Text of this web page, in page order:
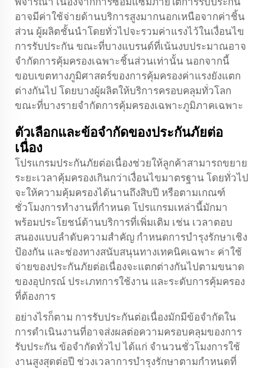
อาจมีค่าใช้จ่ายด้านบริการสูงมากนอกเหนือจากค่าชิ้น
ส่วน ผู้ผลิตชั้นนำโดยทั่วไปจะรวมค่าแรงไว้ในเงื่อนไข
การรับประกัน ขณะที่บางแบรนด์ที่เน้นงบประมาณอาจ
จำกัดการคุ้มครองเฉพาะชิ้นส่วนเท่านั้น นอกจากนี้
ขอบเขตทางภูมิศาสตร์ของการคุ้มครองค่าแรงยังแตก
ต่างกันไป โดยบางผู้ผลิตให้บริการครอบคลุมทั่วโลก
ขณะที่บางรายจำกัดการคุ้มครองเฉพาะภูมิภาคเฉพาะ
ตัวเลือกและข้อจำกัดของประกันภัยต่อ
เนื่อง
โปรแกรมประกันภัยต่อเนื่องช่วยให้ลูกค้าสามารถขยาย
ระยะเวลาคุ้มครองเกินกว่าเงื่อนไขมาตรฐาน โดยทั่วไป
จะให้ความคุ้มครองได้นานถึงสิบปี หรือตามเกณฑ์
ชั่วโมงการทำงานที่กำหนด โปรแกรมเหล่านี้มักมา
พร้อมประโยชน์ด้านบริการที่เพิ่มเติม เช่น เวลาตอบ
สนองแบบลำดับความสำคัญ กำหนดการบำรุงรักษาเชิง
ป้องกัน และช่องทางสนับสนุนทางเทคนิคเฉพาะ ค่าใช้
จ่ายของประกันภัยต่อเนื่องจะแตกต่างกันไปตามขนาด
ของอุปกรณ์ ประเภทการใช้งาน และระดับการคุ้มครอง
ที่ต้องการ
อย่างไรก็ตาม การรับประกันต่อเนื่องมักมีข้อจำกัดใน
การดำเนินงานที่อาจส่งผลต่อความครอบคลุมของการ
รับประกัน ข้อจำกัดทั่วไป ได้แก่ จำนวนชั่วโมงการใช้
งานสูงสุดต่อปี ช่วงเวลาการบำรุงรักษาตามกำหนดที่